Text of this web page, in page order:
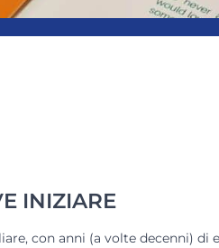
INIZIARE
con anni (a volte decenni) di